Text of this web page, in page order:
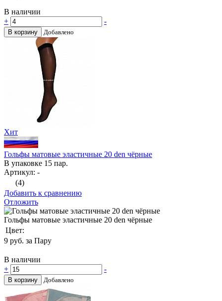
В наличии
+
-
В корзину Добавлено
Хит
Гольфы матовые эластичные 20 den чёрные
В упаковке 15 пар.
Артикул: -
(4)
Добавить к сравнению
Отложить
Гольфы матовые эластичные 20 den чёрные
Цвет:
9 руб. за Пару
В наличии
+
-
В корзину Добавлено